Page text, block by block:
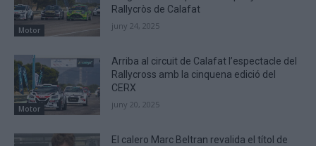
Motor
Rallycròs de Calafat
juny 24, 2025
Motor
Arriba al circuit de Calafat l’espectacle del
Rallycross amb la cinquena edició del
CERX
juny 20, 2025
El calero Marc Beltran revalida el títol de